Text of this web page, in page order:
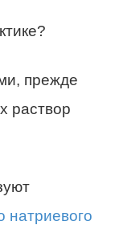
прежде
раствор
натриевого